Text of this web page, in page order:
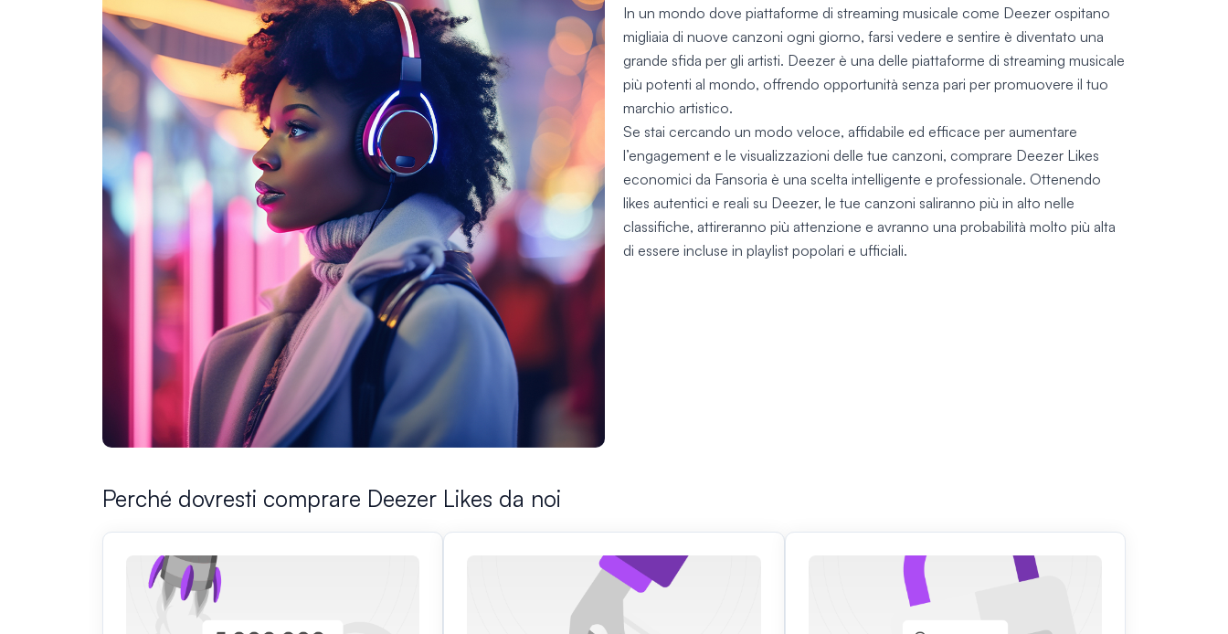
In un mondo dove piattaforme di streaming musicale come Deezer ospitano
migliaia di nuove canzoni ogni giorno, farsi vedere e sentire è diventato una
grande sfida per gli artisti. Deezer è una delle piattaforme di streaming musicale
più potenti al mondo, offrendo opportunità senza pari per promuovere il tuo
marchio artistico.
Se stai cercando un modo veloce, affidabile ed efficace per aumentare
l’engagement e le visualizzazioni delle tue canzoni, comprare Deezer Likes
economici da Fansoria è una scelta intelligente e professionale. Ottenendo
likes autentici e reali su Deezer, le tue canzoni saliranno più in alto nelle
classifiche, attireranno più attenzione e avranno una probabilità molto più alta
di essere incluse in playlist popolari e ufficiali.
Perché dovresti comprare Deezer Likes da noi